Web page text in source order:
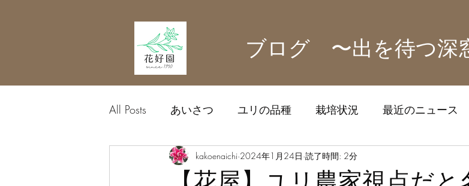
ブログ 〜出を待つ深
All Posts あいさつ ユリの品種 栽培状況 最近のニュース
農業資材 中日ドラゴンズ
kakoenaichi 2024年1月24日 読了時間: 2分